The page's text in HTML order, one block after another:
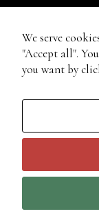
We serve
"Accept all".
you want by